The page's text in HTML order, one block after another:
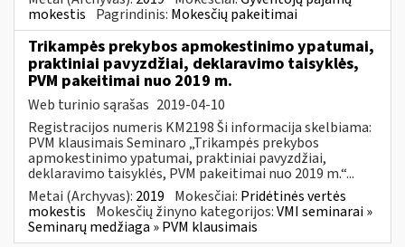
mokestis Pagrindinis: Mokesčių pakeitimai
Trikampės prekybos apmokestinimo ypatumai,
praktiniai pavyzdžiai, deklaravimo taisyklės,
PVM pakeitimai nuo 2019 m.
Web turinio sąrašas 2019-04-10
Registracijos numeris KM2198 Ši informacija skelbiama:
PVM klausimais Seminaro „Trikampės prekybos
apmokestinimo ypatumai, praktiniai pavyzdžiai,
deklaravimo taisyklės, PVM pakeitimai nuo 2019 m.“...
Metai (Archyvas): 2019 Mokesčiai: Pridėtinės vertės
mokestis Mokesčių žinyno kategorijos:VMI seminarai »
Seminarų medžiaga » PVM klausimais